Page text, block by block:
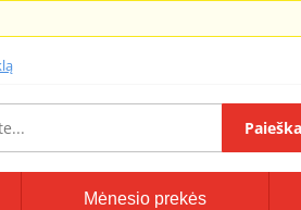
Paieška
Mėnesio prekės